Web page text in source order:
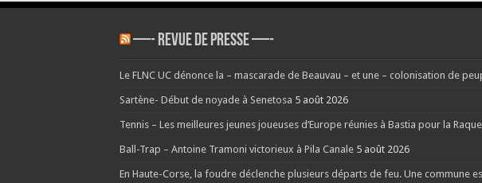
—- REVUE DE PRESSE —-
Le FLNC UC dénonce la – mascarade de Beauvau – et une – colonisation de
Sartène- Début de noyade à Senetosa 5 août 2026
Tennis – Les meilleures jeunes joueuses d’Europe réunies à Bastia pour la
Ball-Trap – Antoine Tramoni victorieux à Pila Canale 5 août 2026
En Haute-Corse, la foudre déclenche plusieurs départs de feu. Une commune